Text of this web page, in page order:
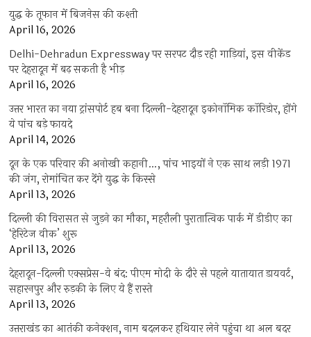
युद्ध के तूफान में बिजनेस की कश्ती
April 16, 2026
Delhi-Dehradun Expressway पर सरपट दौड़ रही गाड़ियां, इस वीकेंड
पर देहरादून में बढ़ सकती है भीड़
April 16, 2026
उत्तर भारत का नया ट्रांसपोर्ट हब बना दिल्ली-देहरादून इकोनॉमिक कॉरिडोर, होंगे
ये पांच बड़े फायदे
April 14, 2026
दून के एक परिवार की अनोखी कहानी…, पांच भाइयों ने एक साथ लड़ी 1971
की जंग, रोमांचित कर देंगे युद्ध के किस्से
April 13, 2026
दिल्ली की विरासत से जुड़ने का मौका, महरौली पुरातात्विक पार्क में डीडीए का
‘हेरिटेज वीक’ शुरू
April 13, 2026
देहरादून-दिल्ली एक्सप्रेस-वे बंद: पीएम मोदी के दौरे से पहले यातायात डायवर्ट,
सहारनपुर और रुड़की के लिए ये हैं रास्ते
April 13, 2026
उत्तराखंड का आतंकी कनेक्शन, नाम बदलकर हथियार लेने पहुंचा था अल बदर